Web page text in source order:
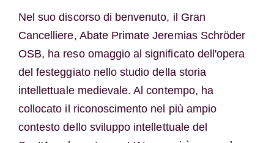
Nel suo discorso di benvenuto, il Gran
Cancelliere, Abate Primate Jeremias Schröder
OSB, ha reso omaggio al significato dell'opera
del festeggiato nello studio della storia
intellettuale medievale. Al contempo, ha
collocato il riconoscimento nel più ampio
contesto dello sviluppo intellettuale del